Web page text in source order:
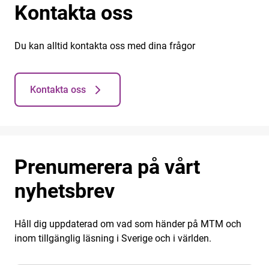
Kontakta oss
Du kan alltid kontakta oss med dina frågor
Kontakta oss
Prenumerera på vårt
nyhetsbrev
Håll dig uppdaterad om vad som händer på MTM och
inom tillgänglig läsning i Sverige och i världen.